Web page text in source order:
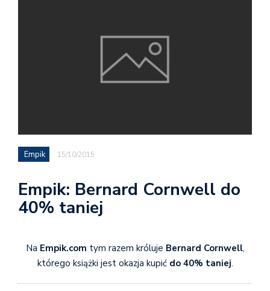
Empik 15/10/2015
Empik: Bernard Cornwell do
40% taniej
Na Empik.com tym razem króluje Bernard Cornwell,
którego książki jest okazja kupić do 40% taniej.